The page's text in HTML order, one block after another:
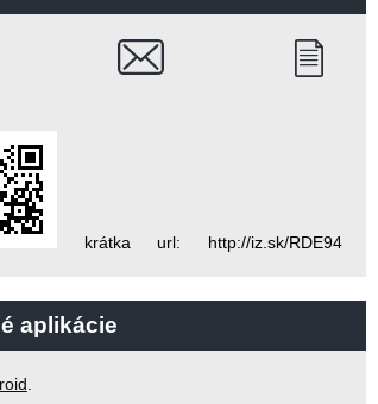
krátka url: http://iz.sk/RDE94
aplikácie